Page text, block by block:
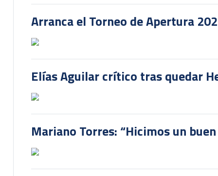
Arranca el Torneo de Apertura
Elías Aguilar crítico tras quedar
Mariano Torres: “Hicimos un